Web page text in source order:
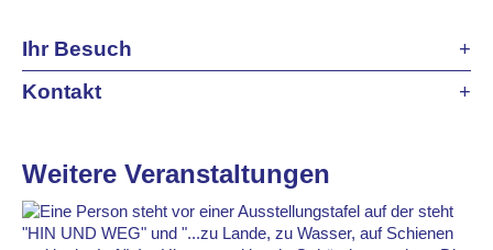
Ihr Besuch
Kontakt
Weitere Veranstaltungen